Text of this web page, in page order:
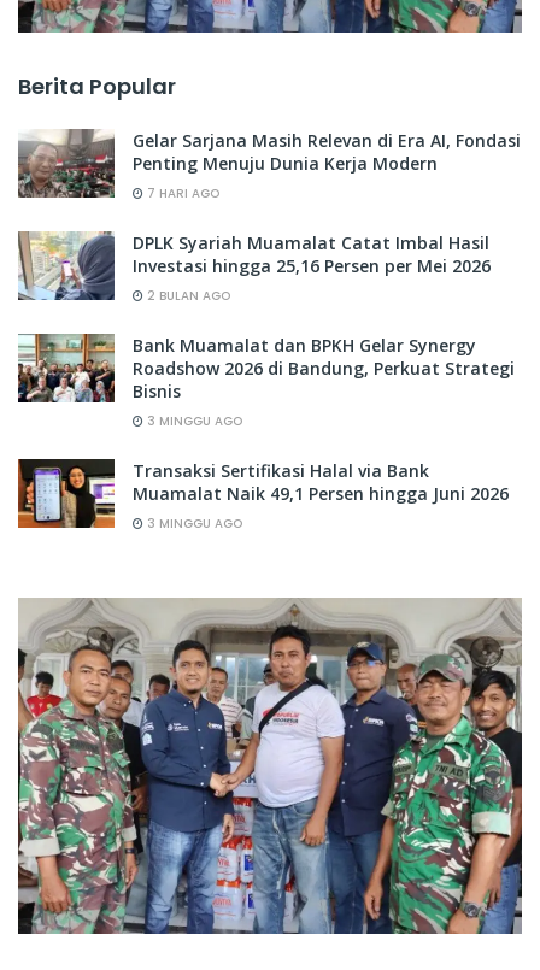
Berita Popular
Gelar Sarjana Masih Relevan di Era AI, Fondasi
Penting Menuju Dunia Kerja Modern
7 HARI AGO
DPLK Syariah Muamalat Catat Imbal Hasil
Investasi hingga 25,16 Persen per Mei 2026
2 BULAN AGO
Bank Muamalat dan BPKH Gelar Synergy
Roadshow 2026 di Bandung, Perkuat Strategi
Bisnis
3 MINGGU AGO
Transaksi Sertifikasi Halal via Bank
Muamalat Naik 49,1 Persen hingga Juni 2026
3 MINGGU AGO